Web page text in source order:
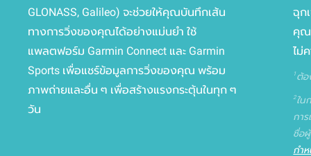
GLONASS, Galileo) จะช่วยให้คุณบันทึกเส้น
ทางการวิ่งของคุณได้อย่างแม่นยำ ใช้
แพลตฟอร์ม Garmin Connect และ Garmin
Sports เพื่อแชร์ข้อมูลการวิ่งของคุณ พร้อม
ภาพถ่ายและอื่น ๆ เพื่อสร้างแรงกระตุ้นในทุก ๆ
วัน
ฉุก
คุณ
ไม่
1 ต้อ
2ใน
กา
ชื่อ
กำ